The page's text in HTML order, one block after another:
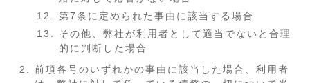
第7条に定められた事由に該当する場合
その他、弊社が利用者として適当でないと合理
的に判断した場合
前項各号のいずれかの事由に該当した場合、利用者